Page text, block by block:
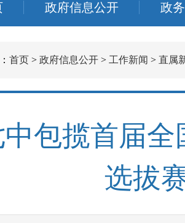
政府信息公开 政
首页 > 政府信息公开 > 工作新闻 > 直属
包揽首届
选拔